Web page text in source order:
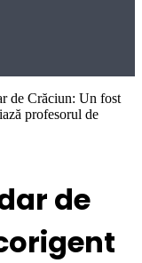
de Crăciun: Un fost
profesorul de
de